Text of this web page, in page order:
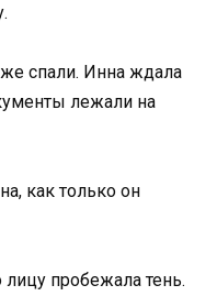
спали. Инна ждала
лежали на
как только он
пробежала тень.